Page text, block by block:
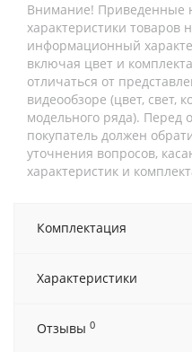
Внимание! Приведенные
характеристики товаров
информационный
включая цвет и
отличаться от
видеообзоре (цвет, свет,
модельного ряда). Перед
покупатель должен
уточнения вопросов,
характеристик и
Комплектация
Характеристики
Отзывы 0